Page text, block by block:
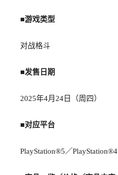
■游戏类型
对战格斗
■发售日期
2025年4月24日（周四）
■对应平台
PlayStation®5／PlayStation®4